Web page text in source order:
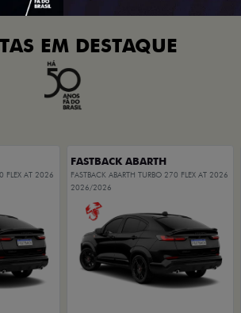
EM DESTAQUE
FLEX AT 2026
FASTBACK ABARTH
FASTBACK ABARTH TURBO 270 FLEX AT 2026
2026/2026